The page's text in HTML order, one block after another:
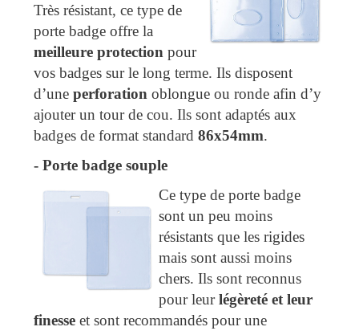
Très résistant, ce type de
porte badge offre la
meilleure protection pour
vos badges sur le long terme. Ils disposent
d’une perforation oblongue ou ronde afin d’y
ajouter un tour de cou. Ils sont adaptés aux
badges de format standard 86x54mm.
- Porte badge souple
Ce type de porte badge
sont un peu moins
résistants que les rigides
mais sont aussi moins
chers. Ils sont reconnus
pour leurlégèreté et leur
finesse et sont recommandés pour une